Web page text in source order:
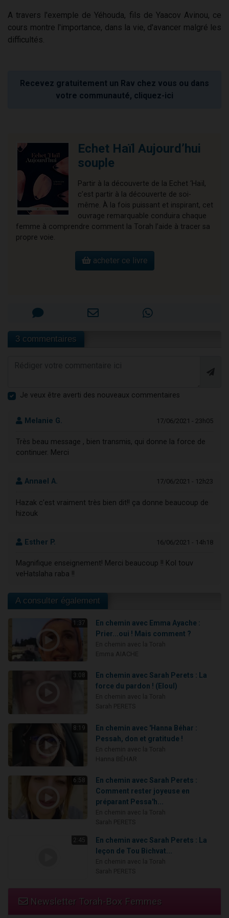
A travers l'exemple de Yéhouda, fils de Yaacov Avinou, ce
cours montre l'importance, dans la vie, d'avancer malgré les
difficultés.
Recevez gratuitement un Rav chez vous ou dans
votre communauté, cliquez-ici
Echet Haïl Aujourd’hui
souple
Partir à la découverte de la Echet ‘Haïl,
c’est partir à la découverte de soi-
même. À la fois puissant et inspirant, cet
ouvrage remarquable conduira chaque
femme à comprendre comment la Torah l’aide à tracer sa
propre voie.
acheter ce livre
3 commentaires
Je veux être averti des nouveaux commentaires
Melanie G. 17/06/2021 - 23h05
Très beau message , bien transmis, qui donne la force de
continuer. Merci
Annael A. 17/06/2021 - 12h23
Hazak c'est vraiment très bien dit!! ça donne beaucoup de
hizouk
Esther P. 16/06/2021 - 14h18
Magnifique enseignement! Merci beaucoup !! Kol touv
veHatslaha raba !!
A consulter également
1:37
En chemin avec Emma Ayache :
Prier...oui ! Mais comment ?
3:08
En chemin avec Sarah Perets : La
force du pardon ! (Eloul)
8:19
En chemin avec 'Hanna Béhar :
Pessah, don et gratitude !
6:58
En chemin avec Sarah Perets :
Comment rester joyeuse en
préparant Pessa'h...
2:45
En chemin avec Sarah Perets : La
leçon de Tou Bichvat...
Newsletter Torah-Box Femmes